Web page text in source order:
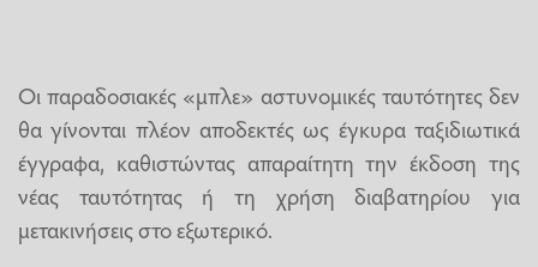
Οι παραδοσιακές «μπλε» αστυνομικές ταυτότητες δεν
θα γίνονται πλέον αποδεκτές ως έγκυρα ταξιδιωτικά
έγγραφα, καθιστώντας απαραίτητη την έκδοση της
νέας ταυτότητας ή τη χρήση διαβατηρίου για
μετακινήσεις στο εξωτερικό.